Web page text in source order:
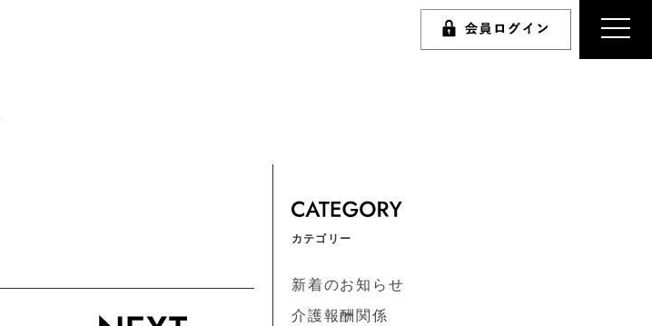
カテゴリー
新着のお知らせ
介護報酬関係